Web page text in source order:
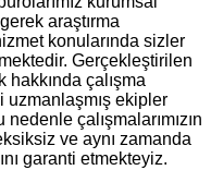
araştırma
konularında sizler
Gerçekleştirilen
çalışma
uzmanlaşmış ekipler
çalışmalarımızın
ve aynı zamanda
garanti etmekteyiz.